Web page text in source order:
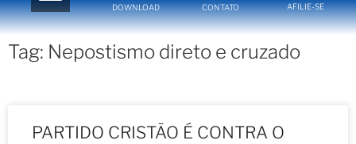
DOWNLOAD CONTATO AFILIE-SE
Tag: Nepostismo direto e cruzado
PARTIDO CRISTÃO É CONTRA O